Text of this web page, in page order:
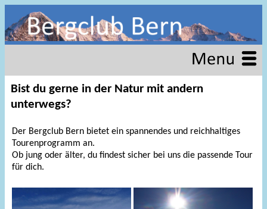
Bist du gerne in der Natur mit andern
unterwegs?
Der Bergclub Bern bietet ein spannendes und reichhaltiges
Tourenprogramm an.
Ob jung oder älter, du findest sicher bei uns die passende Tour
für dich.